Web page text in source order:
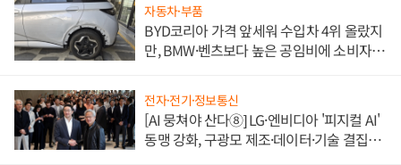
자동차·부품
BYD코리아 가격 앞세워 수입차 4위 올랐지
만, BMW·벤츠보다 높은 공임비에 소비자
전자·전기·정보통신
[AI 뭉쳐야 산다⑧] LG·엔비디아 '피지컬 AI'
동맹 강화, 구광모 제조·데이터·기술 결집